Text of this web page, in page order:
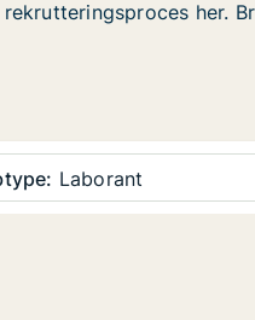
her.
Laborant